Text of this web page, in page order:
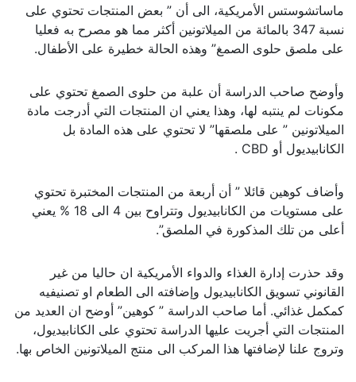
ماساتشوستس الأمريكية، الى أن ” بعض المنتجات تحتوي على
نسبة 347 بالمائة من الميلاتونين أكثر مما هو مصرح به فعليا
على ملصق حلوى الصمغ” وهذه الحالة خطيرة على الأطفال.
وأوضح صاحب الدراسة أن علبة من حلوى الصمغ تحتوي على
مكونات لم ينتبه لها، وهذا يعني ان المنتجات التي أدرجت مادة
الميلاتونين ” على ملصقها” لا تحتوي على هذه المادة بل
الكانابيديول أو CBD .
وأضاف كوهين قائلا ” أن أربعة من المنتجات المختبرة تحتوي
على مستويات من الكانابيديول وتتراوح بين 4 الى 18 % يعني
أعلى من تلك المذكورة في الملصق”.
وقد حذرت إدارة الغذاء والدواء الأمريكية ان حاليا من غير
القانوني تسويق الكانابيديول وإضافته الى الطعام او تصنيفيه
كمكمل غذائي. أما صاحب الدراسة ” كوهين” أوضح ان العديد من
المنتجات التي أجريت عليها الدراسة تحتوي على الكانابيديول،
وتروج علنا لإضافتها هذا المركب الى منتج الميلاتونين الخاص بها.